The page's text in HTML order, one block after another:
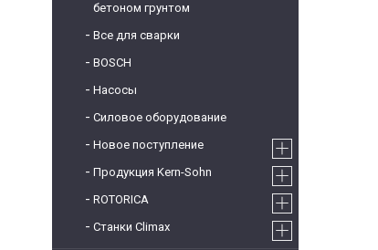
бетоном грунтом
Все для сварки
BOSCH
Насосы
Силовое оборудование
Новое поступление
Продукция Kern-Sohn
ROTORICA
Станки Climax